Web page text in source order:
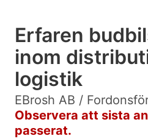
Erfaren
inom
logistik
EBrosh AB /
Observera att sista
passerat.